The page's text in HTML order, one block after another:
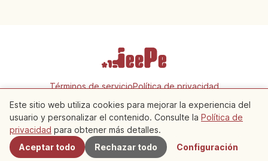
Cercanos
Términos de servicioPolítica de privacidad
Copyright © 2026 JeePe Inc. All rights reserved.
Este sitio web utiliza cookies para mejorar la experiencia del
usuario y personalizar el contenido. Consulte la Política de
privacidad para obtener más detalles.
Aceptar todo
Rechazar todo Configuración